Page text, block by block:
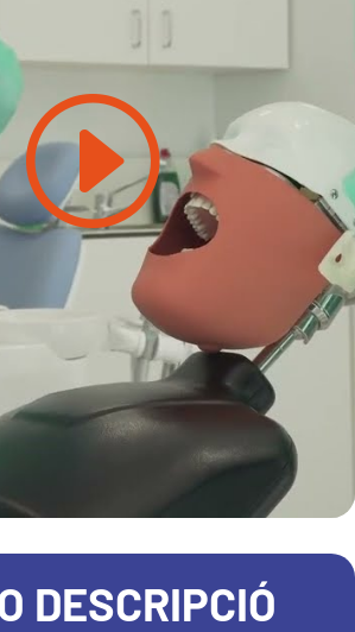
acceptar màrqueting galetes
i activar aquest contingut
DESCRIPCIÓ